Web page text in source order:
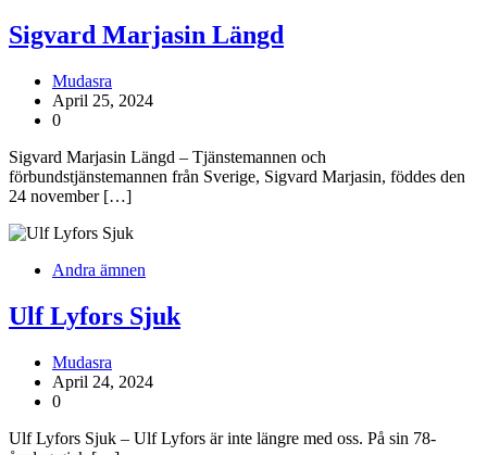
Sigvard Marjasin Längd
Mudasra
April 25, 2024
0
Sigvard Marjasin Längd – Tjänstemannen och
förbundstjänstemannen från Sverige, Sigvard Marjasin, föddes den
24 november […]
Andra ämnen
Ulf Lyfors Sjuk
Mudasra
April 24, 2024
0
Ulf Lyfors Sjuk – Ulf Lyfors är inte längre med oss. På sin 78-